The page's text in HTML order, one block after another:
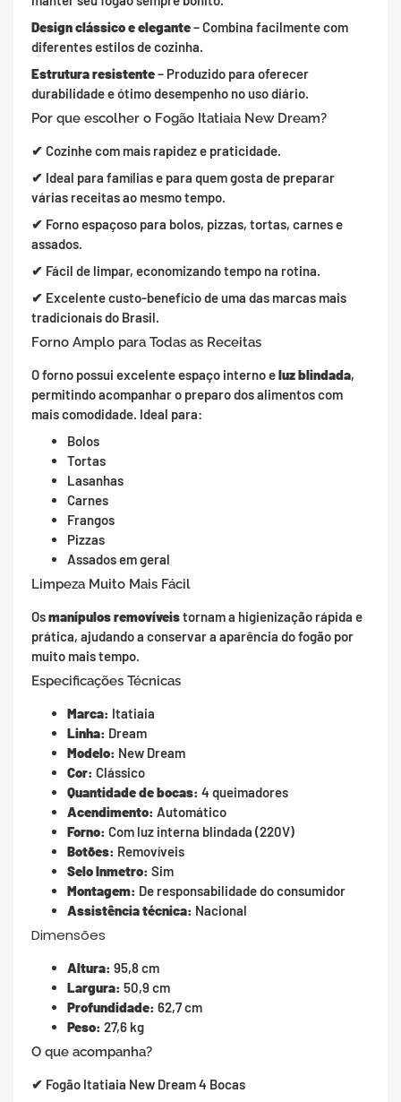
Design clássico e elegante– Combina facilmente com
diferentes estilos de cozinha.
Estrutura resistente– Produzido para oferecer
durabilidade e ótimo desempenho no uso diário.
Por que escolher o Fogão Itatiaia New Dream?
✔ Cozinhe com mais rapidez e praticidade.
✔ Ideal para famílias e para quem gosta de preparar
várias receitas ao mesmo tempo.
✔ Forno espaçoso para bolos, pizzas, tortas, carnes e
assados.
✔ Fácil de limpar, economizando tempo na rotina.
✔ Excelente custo-benefício de uma das marcas mais
tradicionais do Brasil.
Forno Amplo para Todas as Receitas
O forno possui excelente espaço interno eluz blindada,
permitindo acompanhar o preparo dos alimentos com
mais comodidade. Ideal para:
Bolos
Tortas
Lasanhas
Carnes
Frangos
Pizzas
Assados em geral
Limpeza Muito Mais Fácil
Osmanípulos removíveistornam a higienização rápida e
prática, ajudando a conservar a aparência do fogão por
muito mais tempo.
Especificações Técnicas
Marca: Itatiaia
Linha: Dream
Modelo: New Dream
Cor: Clássico
Quantidade de bocas: 4 queimadores
Acendimento: Automático
Forno: Com luz interna blindada (220V)
Botões: Removíveis
Selo Inmetro: Sim
Montagem: De responsabilidade do consumidor
Assistência técnica: Nacional
Dimensões
Altura: 95,8 cm
Largura: 50,9 cm
Profundidade: 62,7 cm
Peso: 27,6 kg
O que acompanha?
✔ Fogão Itatiaia New Dream 4 Bocas